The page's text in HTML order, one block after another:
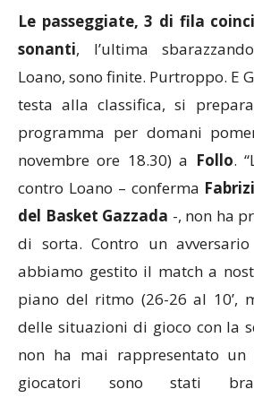
Le passeggiate, 3 di fila
sonanti, l’ultima
Loano, sono finite. Purtroppo. E
testa alla classifica, si
programma per domani
novembre ore 18.30) a Follo.
contro Loano – conferma
del Basket Gazzada -, non ha
di sorta. Contro un avversario
abbiamo gestito il match a
piano del ritmo (26-26 al 10’,
delle situazioni di gioco con la
non ha mai rappresentato
giocatori sono stati